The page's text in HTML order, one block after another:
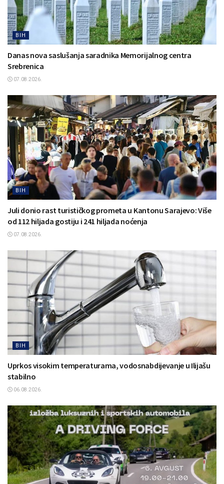
BIH
Danas nova saslušanja saradnika Memorijalnog centra
Srebrenica
07.08.2026.
BIH
Juli donio rast turističkog prometa u Kantonu Sarajevo: Više
od 112 hiljada gostiju i 241 hiljada noćenja
07.08.2026.
BIH
Uprkos visokim temperaturama, vodosnabdijevanje u Ilijašu
stabilno
06.08.2026.